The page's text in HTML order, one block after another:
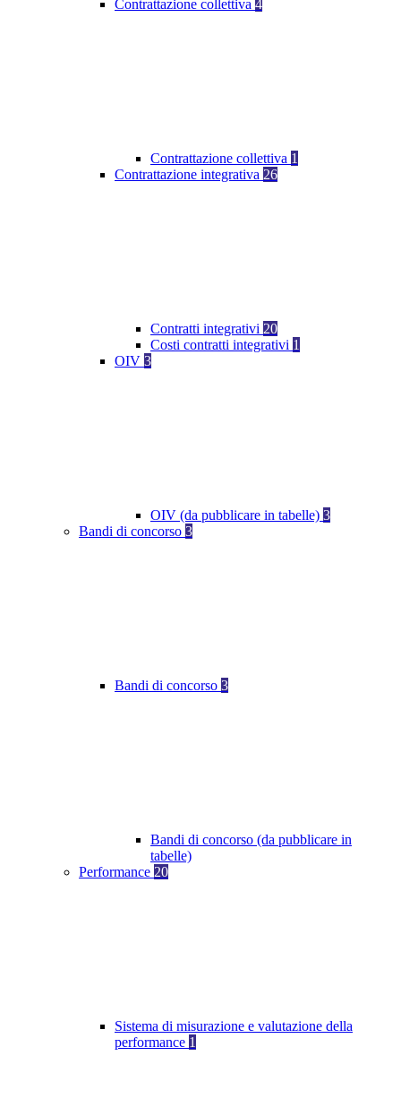
Contrattazione collettiva 4
Contrattazione collettiva 1
Contrattazione integrativa 26
Contratti integrativi 20
Costi contratti integrativi 1
OIV 3
OIV (da pubblicare in tabelle) 3
Bandi di concorso 3
Bandi di concorso 3
Bandi di concorso (da pubblicare in
tabelle)
Performance 20
Sistema di misurazione e valutazione della
performance 1